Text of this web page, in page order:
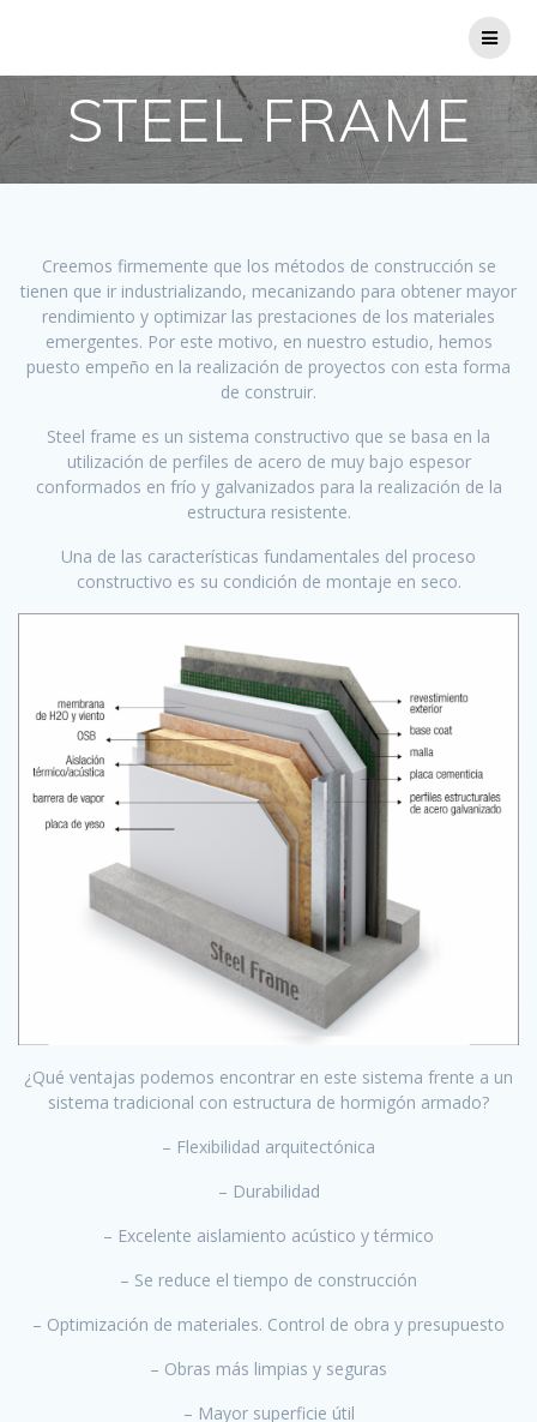
STEEL FRAME
Creemos firmemente que los métodos de construcción se
tienen que ir industrializando, mecanizando para obtener mayor
rendimiento y optimizar las prestaciones de los materiales
emergentes. Por este motivo, en nuestro estudio, hemos
puesto empeño en la realización de proyectos con esta forma
de construir.
Steel frame es un sistema constructivo que se basa en la
utilización de perfiles de acero de muy bajo espesor
conformados en frío y galvanizados para la realización de la
estructura resistente.
Una de las características fundamentales del proceso
constructivo es su condición de montaje en seco.
¿Qué ventajas podemos encontrar en este sistema frente a un
sistema tradicional con estructura de hormigón armado?
– Flexibilidad arquitectónica
– Durabilidad
– Excelente aislamiento acústico y térmico
– Se reduce el tiempo de construcción
– Optimización de materiales. Control de obra y presupuesto
– Obras más limpias y seguras
– Mayor superficie útil